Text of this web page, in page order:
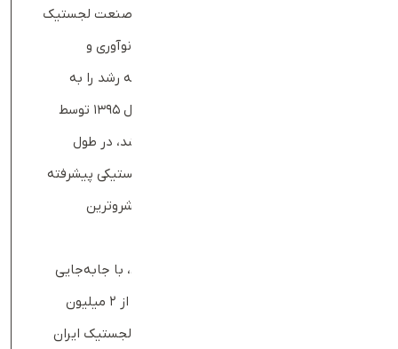
استارتاپ تعارف یکی از بازیگران اصلی در صنعت لجستیک
خرده‌فروشی ایران است که با بهره‌گیری از نوآوری و
مدیریت دقیق، سهم بزرگی از این بازار رو به رشد را به
دست آورده است. این استارتاپ که در سال ۱۳۹۵ توسط
وحید اسماعیلی و رضا ترابی بنیان‌گذاری شد، در طول
سال‌های اخیر توانسته با ارائه خدمات لجستیکی پیشرفته
و بهینه، جایگاه خود را به‌عنوان یکی از پیشروترین
تعارف اکنون به‌عنوان یک استارتاپ موفق، با جابه‌جایی
نزدیک به ۲۰۰ هزار مرسوله در ماه و بیش از ۲ میلیون
مرسوله در سال، تاثیر قابل‌توجهی بر بازار لجستیک ایران